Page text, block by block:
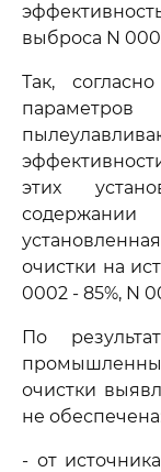
выброса N
Так,
этих
очистки на
0002 - 85%, N
По
очистки
не
- от